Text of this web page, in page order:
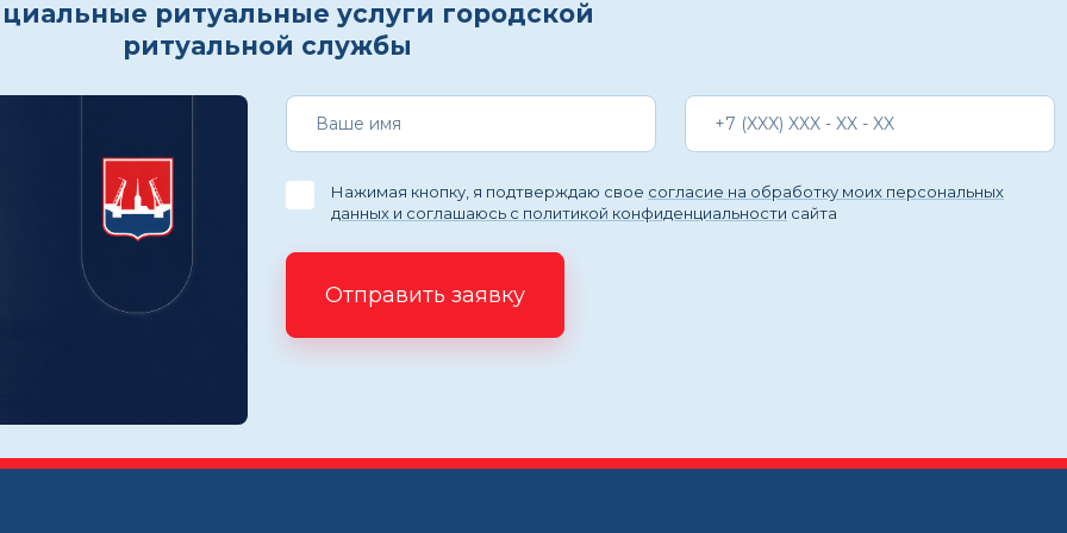
ритуальные услуги городской
ритуальной службы
Нажимая кнопку, я подтверждаю свое согласие на обработку моих персональных
данных и соглашаюсь с политикой конфиденциальности сайта
Отправить заявку